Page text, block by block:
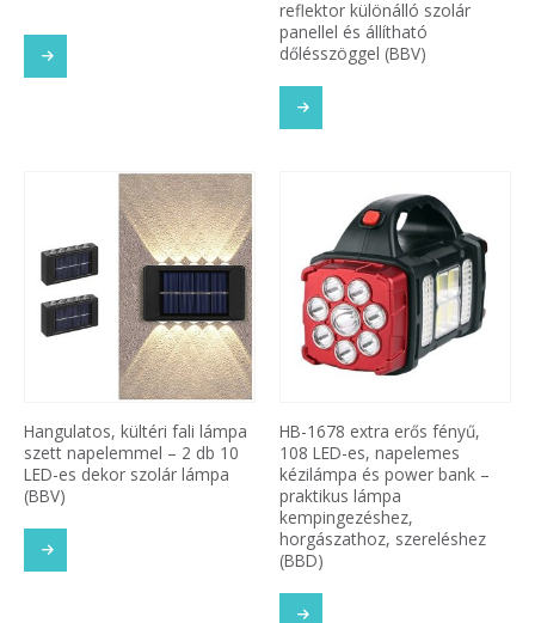
reflektor különálló szolár
panellel és állítható
dőlésszöggel (BBV)
Hangulatos, kültéri fali lámpa
szett napelemmel – 2 db 10
LED-es dekor szolár lámpa
(BBV)
HB-1678 extra erős fényű,
108 LED-es, napelemes
kézilámpa és power bank –
praktikus lámpa
kempingezéshez,
horgászathoz, szereléshez
(BBD)